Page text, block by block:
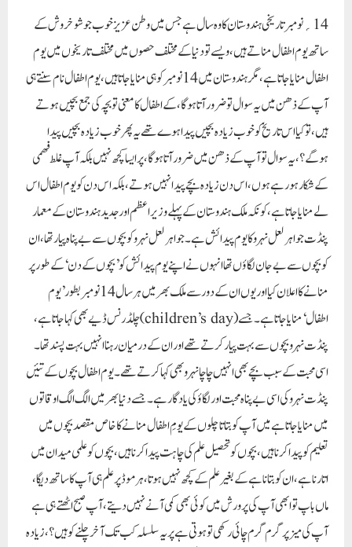
14؍نومبرتاریخی ہندوستان کا وہ سال ہے جس میں وطن عزیز خوب جوشوخروش کے
ساتھ یوم اطفال مناتے ہیں، ویسے تو دنیا کے مختلف حصوں میں مختلف تاریخوں میں یوم
اطفال منایا جاتا ہے، مگر ہندوستان میں 14 نومبر کو ہی منایا جاتا ہیں، یوم اطفال نام سنتے ہی
آپ کے ذھن میں یہ سوال تو ضرور آتا ہوگا، کے اطفال کا معنی تو بچہ کی جمع بچیں ہوتے
ہیں، تو کیا اس تاریخ کو خوب زیادہ بچیں پیدا ہوے تھے یہ پھر خوب زیادہ بچیں پیدا
ہوگے؟، یہ سوال تو آپ کے ذھن میں ضرور آتا ہوگا، پر ایسا کچھ نہیں بلکہ آپ غلط فھمی
کے شکار ہورہے ہوں، اس دن زیادہ بچے پیدانہیں ہوتے ، بلکہ اس دن کو یوم اطفال اس
لے منایا جاتا ہے، کونکہ ملک ہندوستان کے پہلے وزیر اعظم اور جدید ہندوستان کے معمار
پنڈت جواہر لعل نہرو کا یوم پیدائش ہے۔ جواہر لعل نہرو کو بچوں سے بے پناہ پیار تھا، ان
کو بچوں سے بے جان لگاؤں تھا انہوں نے اپنے یوم پیدائش کو’بچوں کے دن‘ کے طور پر
منانے کا اعلان کیا اور یوں ان کے دور سے ملک بھر میں ہر سال 14 نومبر بطور ’یوم
اطفال‘ منایا جاتا ہے۔ جسے (children’s day) چلڈرنس ڈیے بھی کہا جاتا ہے،
پنڈت نہرو بچوں سے بہت پیار کرتے تھے اور ان کے درمیان رہنا انہیں بہت پسند تھا۔
اسی محبت کے سبب بچے بھی انہیں چاچا نہرو بھی کہا کرتے تھے۔ یوم اطفال بچوں کے تئیں
پنڈت نہرو کی اسی بے پناہ محبت اور لگاؤ کی یاد گار ہے۔ جسے دنیا بھر میں الگ الگ اوقاتوں
میں منایا جاتا ہے میں آپ کو بتاتا چلوں کے یومِ اطفال منانے کا خاص مقصد بچوں میں
تعلیم کو پیدا کرنا ہیں ، بچوں کو تحصیل علم کی چاہت پیدا کرنا ہیں،بچوں کو علمی میدان میں
اتارنا ہے، ان کو بتانا ہے کے بغیر علم کے کچھ نہیں ہوتا ، ہر موڈ پر علم ہی آپ کا ساتھ دیگا،
ماں باپ تو ابھی آپ کی پرورش میں کوئی بھی کمی آنے نہیں دیتے، آپ صبح اٹھتے ہی ہے
آپ کی میز پر گرم گرم چائی رکھی تو ہوتی ہے پر یہ سلسلہ کب تک آخر چلنے کو ہیں؟، زیادہ